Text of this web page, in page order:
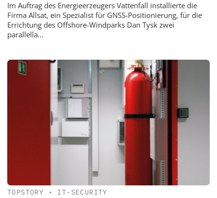
Im Auftrag des Energieerzeugers Vattenfall installierte die
Firma Allsat, ein Spezialist für GNSS-Positionierung, für die
Errichtung des Offshore-Windparks Dan Tysk zwei
parallella...
TOPSTORY • IT-SECURITY